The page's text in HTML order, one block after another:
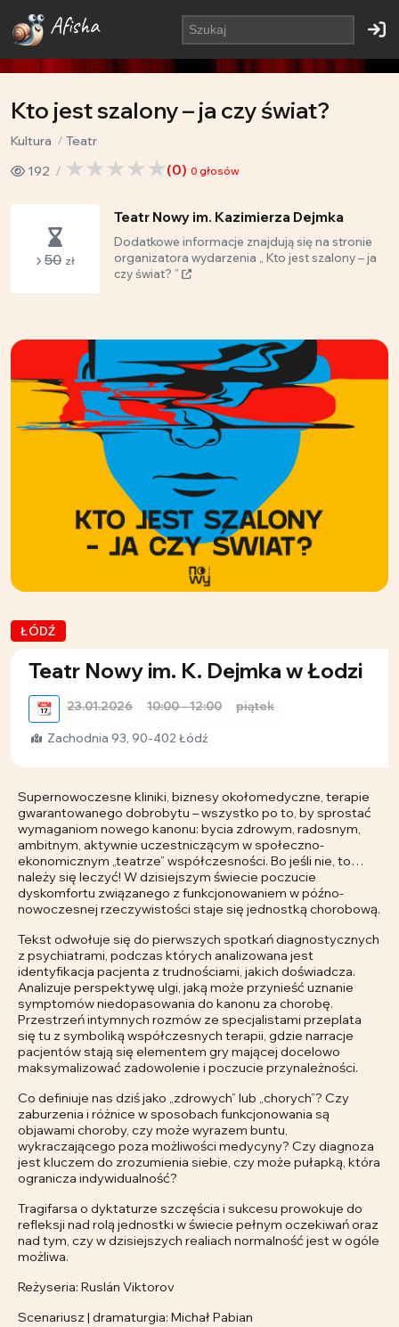
Afisha
Kto jest szalony – ja czy świat?
Kultura
Teatr
192
(0) 0 głosów
50 zł
Teatr Nowy im. Kazimierza Dejmka
Dodatkowe informacje znajdują się na stronie
organizatora wydarzenia „ Kto jest szalony – ja
czy świat? ”
ŁÓDŹ
Teatr Nowy im. K. Dejmka w Łodzi
📆 23.01.2026 10:00 - 12:00 piątek
Zachodnia 93, 90-402 Łódź
Supernowoczesne kliniki, biznesy okołomedyczne, terapie
gwarantowanego dobrobytu – wszystko po to, by sprostać
wymaganiom nowego kanonu: bycia zdrowym, radosnym,
ambitnym, aktywnie uczestniczącym w społeczno-
ekonomicznym „teatrze” współczesności. Bo jeśli nie, to…
należy się leczyć! W dzisiejszym świecie poczucie
dyskomfortu związanego z funkcjonowaniem w późno-
nowoczesnej rzeczywistości staje się jednostką chorobową.
Tekst odwołuje się do pierwszych spotkań diagnostycznych
z psychiatrami, podczas których analizowana jest
identyfikacja pacjenta z trudnościami, jakich doświadcza.
Analizuje perspektywę ulgi, jaką może przynieść uznanie
symptomów niedopasowania do kanonu za chorobę.
Przestrzeń intymnych rozmów ze specjalistami przeplata
się tu z symboliką współczesnych terapii, gdzie narracje
pacjentów stają się elementem gry mającej docelowo
maksymalizować zadowolenie i poczucie przynależności.
Co definiuje nas dziś jako „zdrowych” lub „chorych”? Czy
zaburzenia i różnice w sposobach funkcjonowania są
objawami choroby, czy może wyrazem buntu,
wykraczającego poza możliwości medycyny? Czy diagnoza
jest kluczem do zrozumienia siebie, czy może pułapką, która
ogranicza indywidualność?
Tragifarsa o dyktaturze szczęścia i sukcesu prowokuje do
refleksji nad rolą jednostki w świecie pełnym oczekiwań oraz
nad tym, czy w dzisiejszych realiach normalność jest w ogóle
możliwa.
Reżyseria: Ruslán Viktorov
Scenariusz | dramaturgia: Michał Pabian